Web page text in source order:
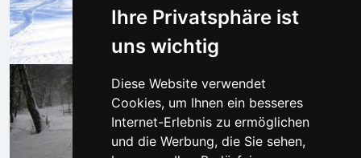
Ihre Privatsphäre ist
uns wichtig
Diese Website verwendet
Cookies, um Ihnen ein besseres
Internet-Erlebnis zu ermöglichen
und die Werbung, die Sie sehen,